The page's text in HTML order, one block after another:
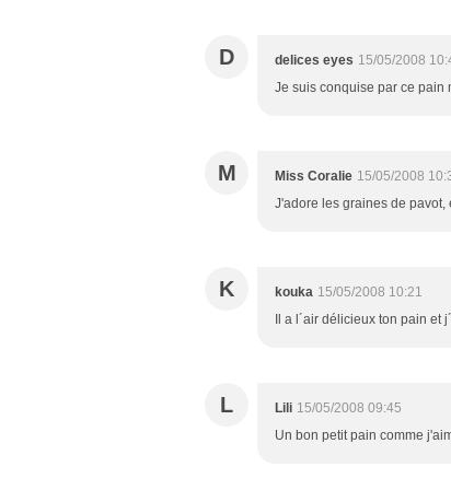
D delices eyes 15/05/2008
Je suis conquise par ce pain
M Miss Coralie 15/05/2008
J'adore les graines de
K kouka 15/05/2008 10:21
Il a l´air délicieux ton pain et
L Lili 15/05/2008 09:45
Un bon petit pain comme